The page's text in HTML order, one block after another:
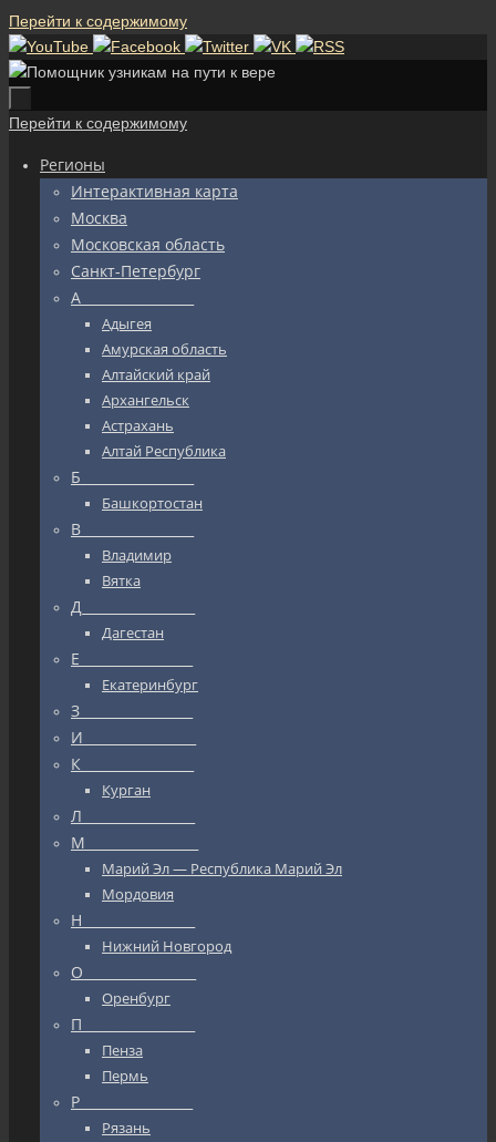
Перейти к содержимому
Перейти к содержимому
Регионы
Интерактивная карта
Москва
Московская область
Санкт-Петербург
А_________________
Адыгея
Амурская область
Алтайский край
Архангельск
Астрахань
Алтай Республика
Б_________________
Башкортостан
В_________________
Владимир
Вятка
Д_________________
Дагестан
Е_________________
Екатеринбург
З_________________
И_________________
К_________________
Курган
Л_________________
М_________________
Марий Эл — Республика Марий Эл
Мордовия
Н_________________
Нижний Новгород
О_________________
Оренбург
П_________________
Пенза
Пермь
Р_________________
Рязань